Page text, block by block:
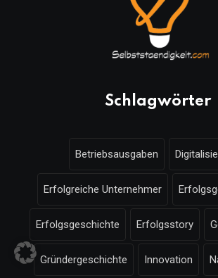
Schlagwörter
Betriebsausgaben
Erfolgreiche Unternehmer
Erfolgsgeschichte Erfolgsstory
Gründergeschichte Innovation